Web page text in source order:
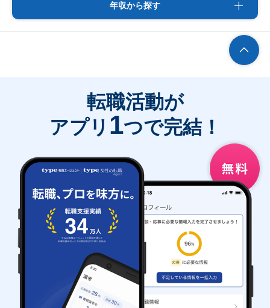
年収から探す
転職活動が
アプリ 1つで完結！